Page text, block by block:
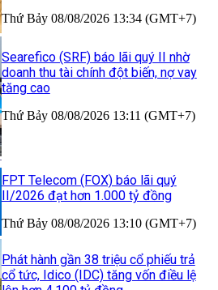
Thứ Bảy 08/08/2026 13:34 (GMT+7)
Searefico (SRF) báo lãi quý II nhờ
doanh thu tài chính đột biến, nợ vay
tăng cao
Thứ Bảy 08/08/2026 13:11 (GMT+7)
FPT Telecom (FOX) báo lãi quý
II/2026 đạt hơn 1.000 tỷ đồng
Thứ Bảy 08/08/2026 13:10 (GMT+7)
Phát hành gần 38 triệu cổ phiếu trả
cổ tức, Idico (IDC) tăng vốn điều lệ